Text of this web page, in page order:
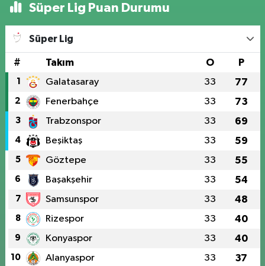
Süper Lig Puan Durumu
Süper Lig
# Takım O P
1 Galatasaray 33 77
2 Fenerbahçe 33 73
3 Trabzonspor 33 69
4 Beşiktaş 33 59
5 Göztepe 33 55
6 Başakşehir 33 54
7 Samsunspor 33 48
8 Rizespor 33 40
9 Konyaspor 33 40
10 Alanyaspor 33 37